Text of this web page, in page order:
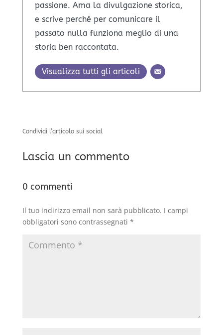
passione. Ama la divulgazione storica,
e scrive perché per comunicare il
passato nulla funziona meglio di una
storia ben raccontata.
Visualizza tutti gli articoli
Condividi l’articolo sui social
Lascia un commento
0 commenti
Il tuo indirizzo email non sarà pubblicato. I campi
obbligatori sono contrassegnati *